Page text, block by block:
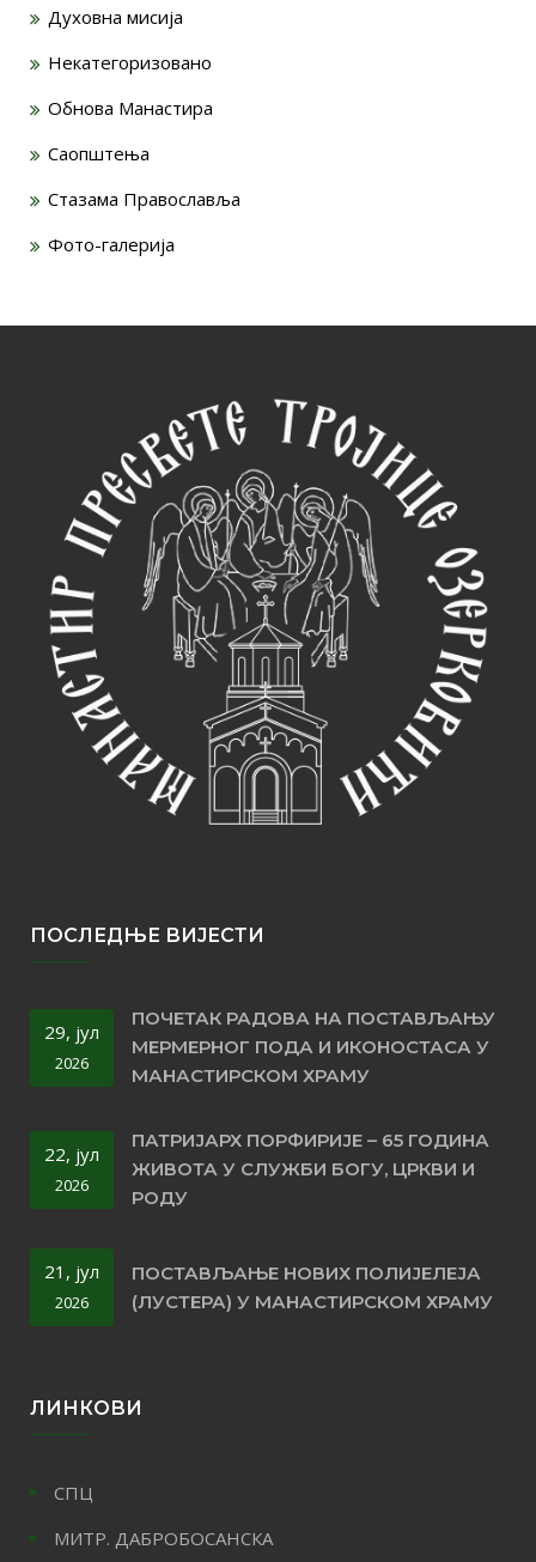
Духовна мисија
Некатегоризовано
Обнова Манастира
Саопштења
Стазама Православља
Фото-галерија
ПОСЛЕДЊЕ ВИЈЕСТИ
29, јул
2026
ПОЧЕТАК РАДОВА НА ПОСТАВЉАЊУ
МЕРМЕРНОГ ПОДА И ИКОНОСТАСА У
МАНАСТИРСКОМ ХРАМУ
22, јул
2026
ПАТРИЈАРХ ПОРФИРИЈЕ – 65 ГОДИНА
ЖИВОТА У СЛУЖБИ БОГУ, ЦРКВИ И
РОДУ
21, јул
2026
ПОСТАВЉАЊЕ НОВИХ ПОЛИЈЕЛЕЈА
(ЛУСТЕРА) У МАНАСТИРСКОМ ХРАМУ
ЛИНКОВИ
СПЦ
МИТР. ДАБРОБОСАНСКА